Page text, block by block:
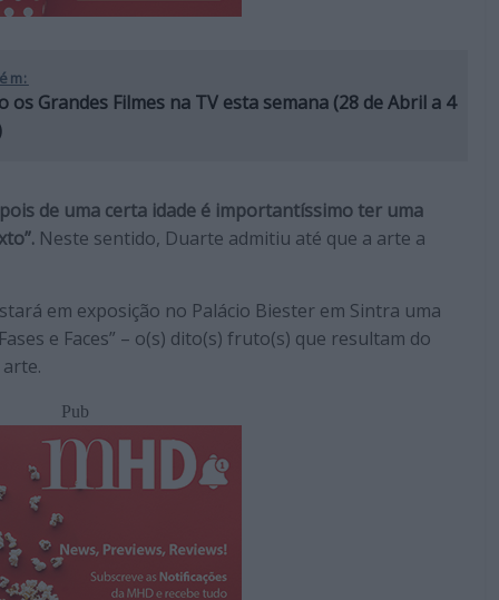
os Grandes Filmes na TV esta semana (28 de Abril a 4
de uma certa idade é importantíssimo ter uma
Neste sentido, Duarte admitiu até que a arte a
em exposição no Palácio Biester em Sintra uma
e Faces” – o(s) dito(s) fruto(s) que resultam do
Pub